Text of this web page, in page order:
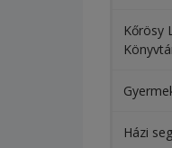
Kőrösy
Házi